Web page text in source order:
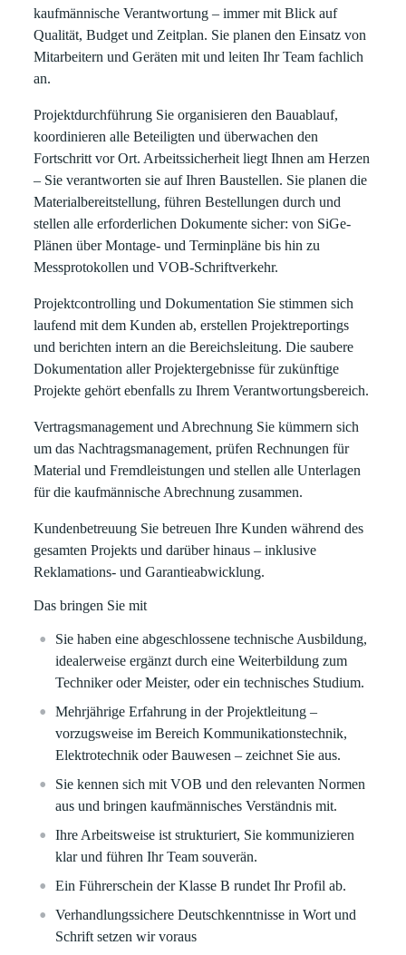
kaufmännische Verantwortung – immer mit Blick auf
Qualität, Budget und Zeitplan. Sie planen den Einsatz von
Mitarbeitern und Geräten mit und leiten Ihr Team fachlich
an.
Projektdurchführung Sie organisieren den Bauablauf,
koordinieren alle Beteiligten und überwachen den
Fortschritt vor Ort. Arbeitssicherheit liegt Ihnen am Herzen
– Sie verantworten sie auf Ihren Baustellen. Sie planen die
Materialbereitstellung, führen Bestellungen durch und
stellen alle erforderlichen Dokumente sicher: von SiGe-
Plänen über Montage- und Terminpläne bis hin zu
Messprotokollen und VOB-Schriftverkehr.
Projektcontrolling und Dokumentation Sie stimmen sich
laufend mit dem Kunden ab, erstellen Projektreportings
und berichten intern an die Bereichsleitung. Die saubere
Dokumentation aller Projektergebnisse für zukünftige
Projekte gehört ebenfalls zu Ihrem Verantwortungsbereich.
Vertragsmanagement und Abrechnung Sie kümmern sich
um das Nachtragsmanagement, prüfen Rechnungen für
Material und Fremdleistungen und stellen alle Unterlagen
für die kaufmännische Abrechnung zusammen.
Kundenbetreuung Sie betreuen Ihre Kunden während des
gesamten Projekts und darüber hinaus – inklusive
Reklamations- und Garantieabwicklung.
Das bringen Sie mit
Sie haben eine abgeschlossene technische Ausbildung,
idealerweise ergänzt durch eine Weiterbildung zum
Techniker oder Meister, oder ein technisches Studium.
Mehrjährige Erfahrung in der Projektleitung –
vorzugsweise im Bereich Kommunikationstechnik,
Elektrotechnik oder Bauwesen – zeichnet Sie aus.
Sie kennen sich mit VOB und den relevanten Normen
aus und bringen kaufmännisches Verständnis mit.
Ihre Arbeitsweise ist strukturiert, Sie kommunizieren
klar und führen Ihr Team souverän.
Ein Führerschein der Klasse B rundet Ihr Profil ab.
Verhandlungssichere Deutschkenntnisse in Wort und
Schrift setzen wir voraus